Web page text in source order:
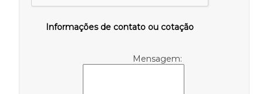
Informações de contato ou cotação
Mensagem: